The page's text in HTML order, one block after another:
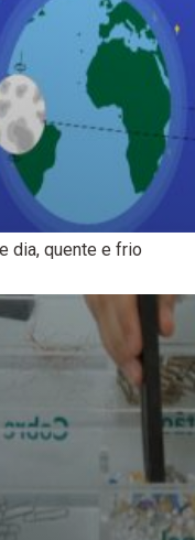
dia, quente e frio